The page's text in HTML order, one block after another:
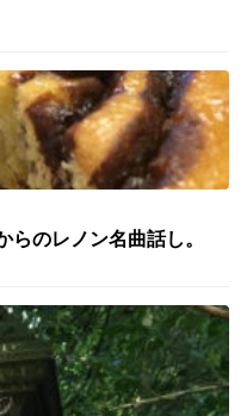
らのレノン名曲話し。